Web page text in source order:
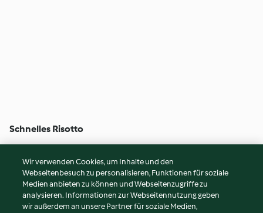
Schnelles Risotto
© Copyright 2026
Nutzungsbedingungen
Wir verwenden Cookies, um Inhalte und den
Webseitenbesuch zu personalisieren, Funktionen für soziale
Medien anbieten zu können und Webseitenzugriffe zu
analysieren. Informationen zur Webseitennutzung geben
wir außerdem an unsere Partner für soziale Medien,